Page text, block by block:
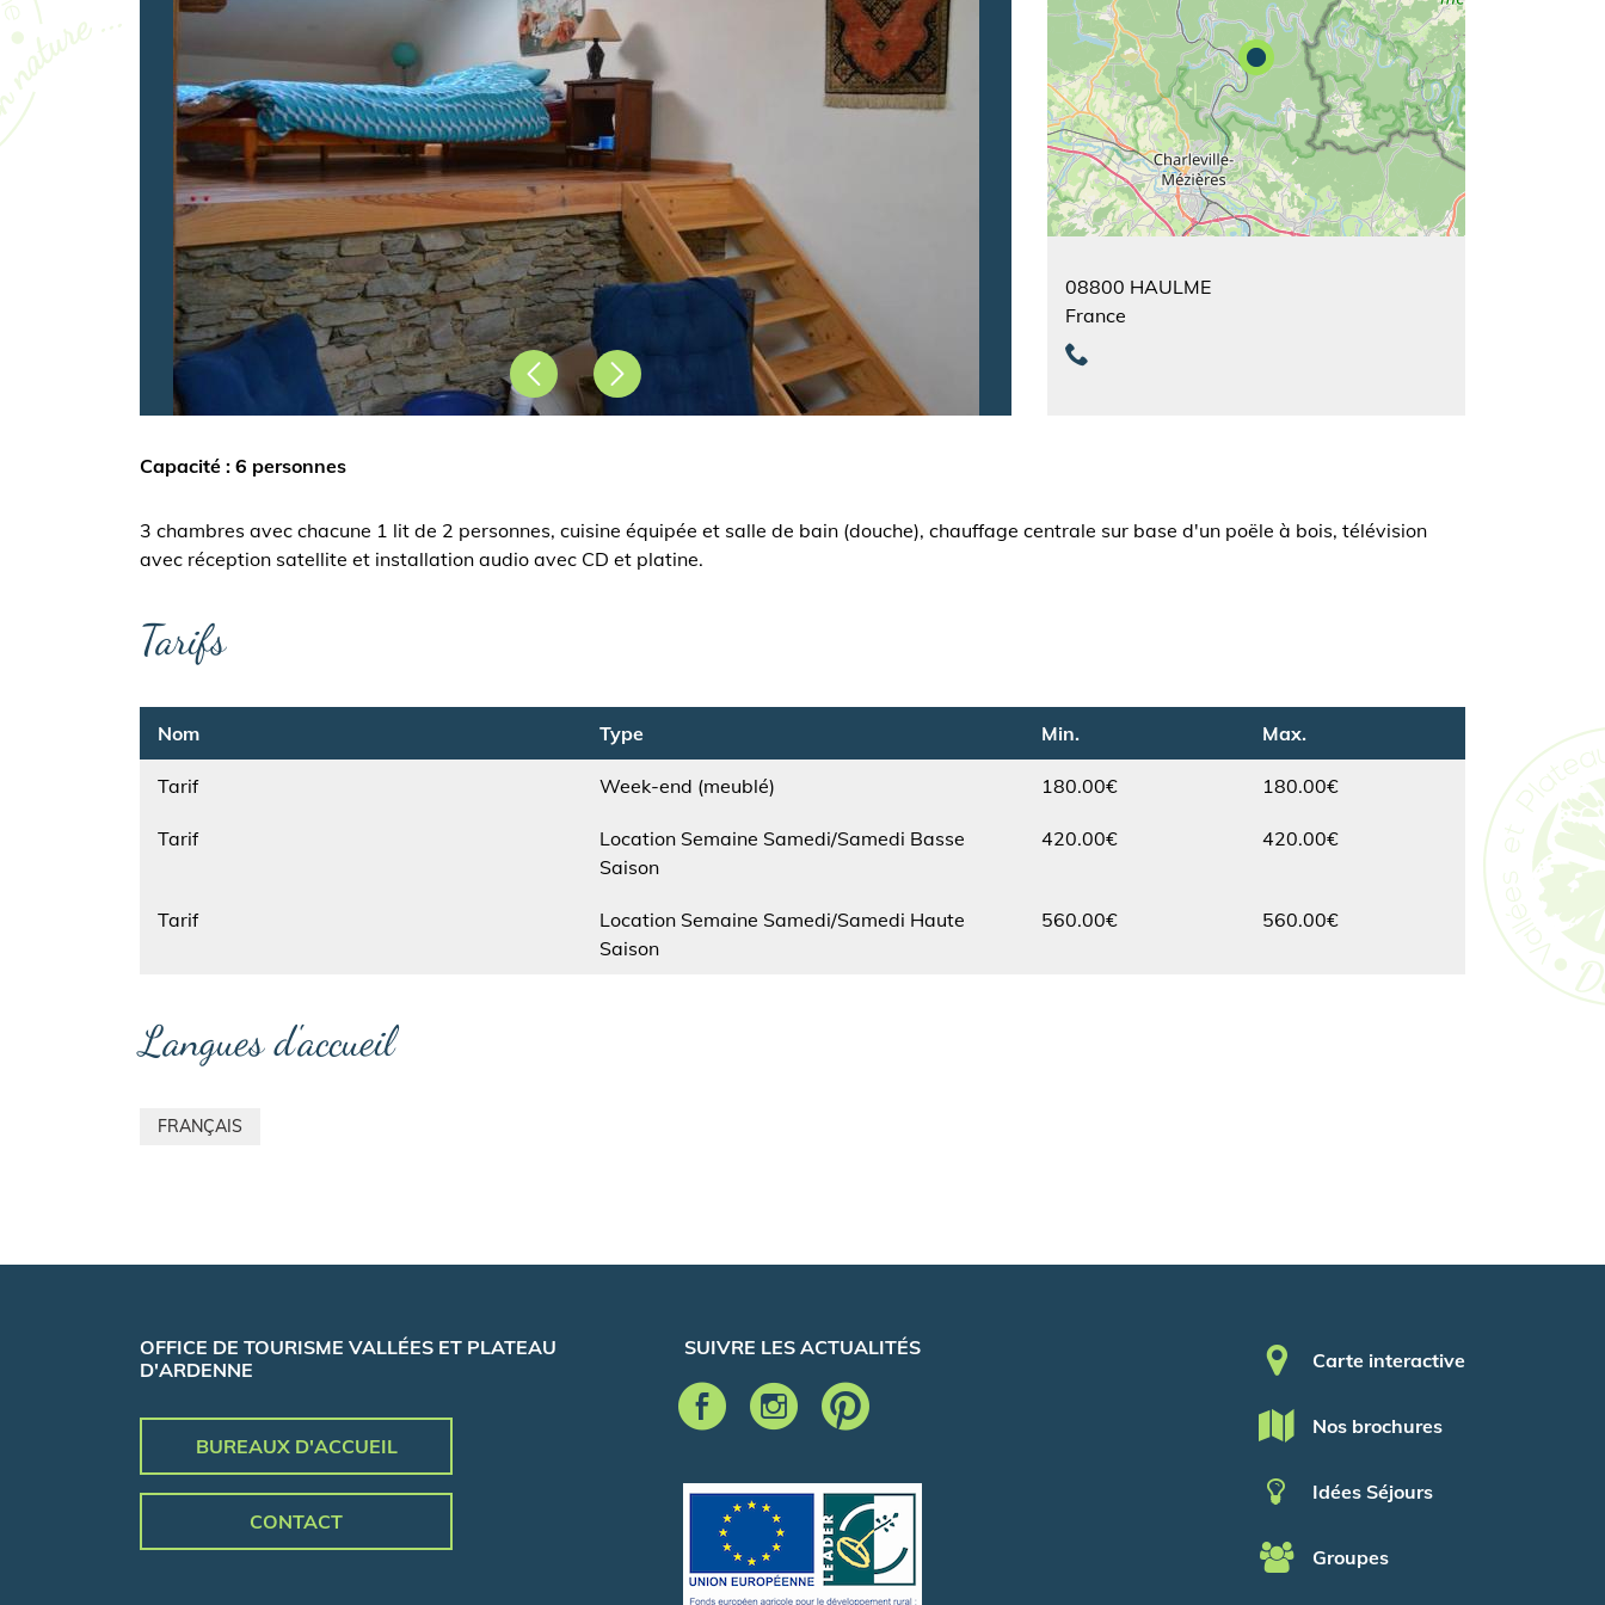
PrécédentSuivant
08800 HAULME
France
Capacité : 6 personnes
3 chambres avec chacune 1 lit de 2 personnes, cuisine équipée et salle de bain (douche), chauffage centrale sur base d'un poële à bois, télévision
avec réception satellite et installation audio avec CD et platine.
Tarifs
Nom
Tarif
Type
Week-end (meublé)
Min.
180.00€
Max.
180.00€
Tarif
Location Semaine Samedi/Samedi Basse
Saison
420.00€ 420.00€
Tarif
Location Semaine Samedi/Samedi Haute
Saison
560.00€ 560.00€
Langues d'accueil
FRANÇAIS
OFFICE DE TOURISME VALLÉES ET PLATEAU
D'ARDENNE
BUREAUX D'ACCUEIL
CONTACT
SUIVRE LES ACTUALITÉS Pied de page
Carte interactive
Nos brochures
Idées Séjours
Groupes